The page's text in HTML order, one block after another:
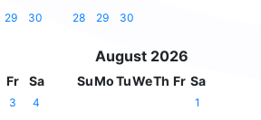
29 30
28
29 30
Fr Sa
3
4
August 2026
SuMoTuWeTh Fr Sa
1